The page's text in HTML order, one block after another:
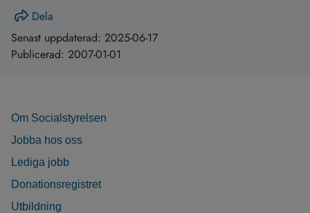
Dela
Senast uppdaterad: 2025-06-17
Publicerad: 2007-01-01
Om Socialstyrelsen
Jobba hos oss
Lediga jobb
Donationsregistret
Utbildning